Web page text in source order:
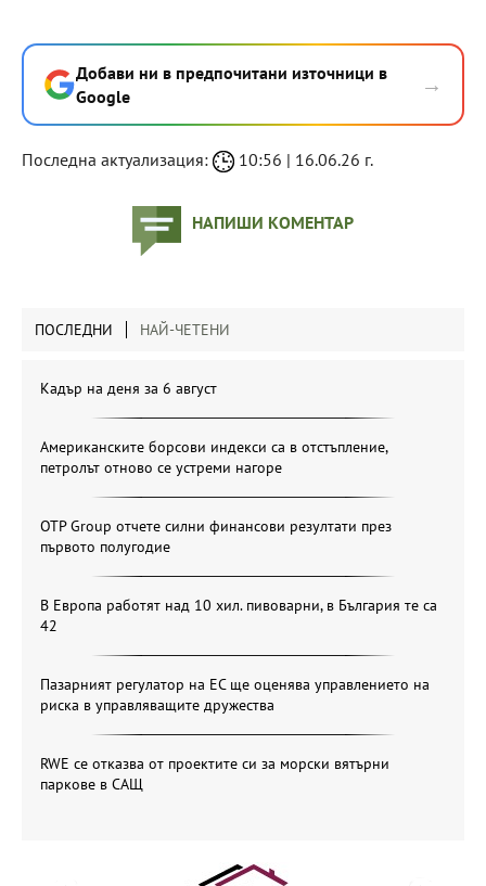
Добави ни в предпочитани източници в
Google
→
Последна актуализация: 10:56 | 16.06.26 г.
НАПИШИ КОМЕНТАР
ПОСЛЕДНИ НАЙ-ЧЕТЕНИ
Кадър на деня за 6 август
Американските борсови индекси са в отстъпление,
петролът отново се устреми нагоре
OTP Group отчете силни финансови резултати през
първото полугодие
В Европа работят над 10 хил. пивоварни, в България те са
42
Пазарният регулатор на ЕС ще оценява управлението на
риска в управляващите дружества
RWE се отказва от проектите си за морски вятърни
паркове в САЩ